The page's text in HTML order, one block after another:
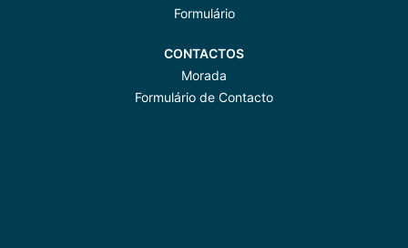
Formulário
CONTACTOS
Morada
Formulário de Contacto